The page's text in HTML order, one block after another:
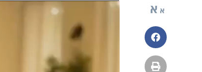
א א
פייסבוק
הדפסה